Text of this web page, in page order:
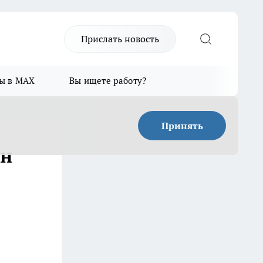
Прислать новость
в MAX Вы ищете работу?
Принять